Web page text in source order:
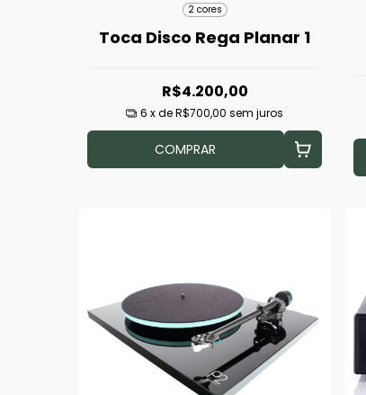
2 cores
Toca Disco Rega Planar 1
R$4.200,00
6 x deR$700,00 sem juros
COMPRAR